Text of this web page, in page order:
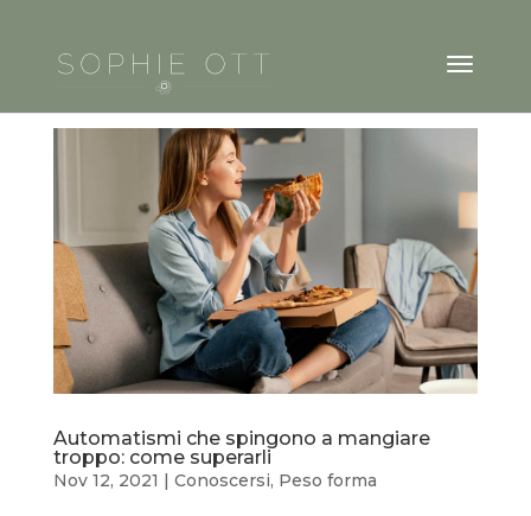
Automatismi che spingono a mangiare
troppo: come superarli
Nov 12, 2021 | Conoscersi, Peso forma